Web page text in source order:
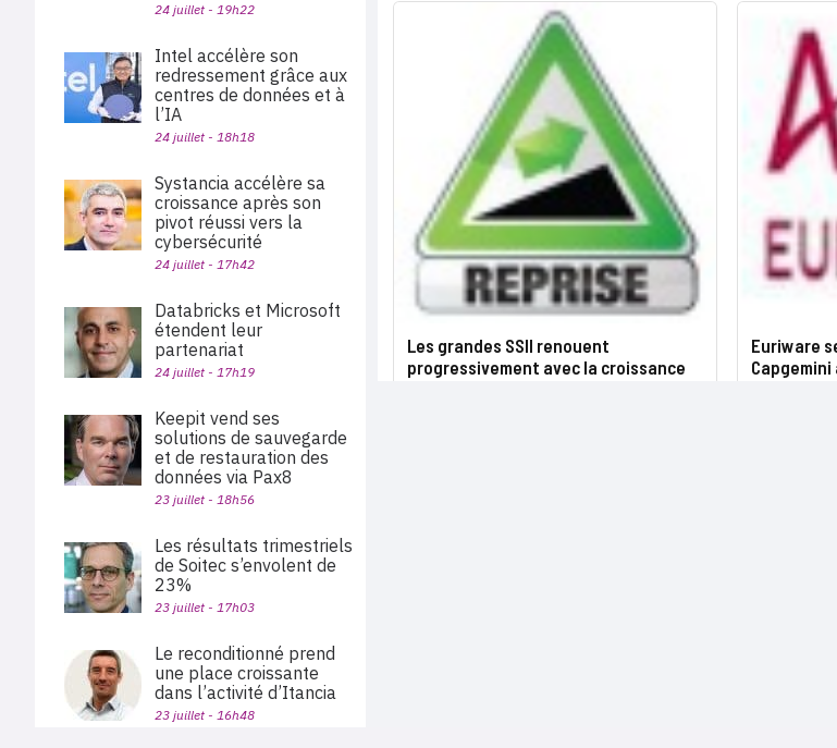
Les grandes SSII renouent
progressivement avec la croissance
Euriware
24 juillet - 19h22
Intel accélère son
redressement grâce aux
centres de données et à
l’IA
24 juillet - 18h18
Systancia accélère sa
croissance après son
pivot réussi vers la
cybersécurité
24 juillet - 17h42
Databricks et Microsoft
étendent leur
partenariat
24 juillet - 17h19
Keepit vend ses
solutions de sauvegarde
et de restauration des
données via Pax8
23 juillet - 18h56
Les résultats trimestriels
de Soitec s’envolent de
23%
23 juillet - 17h03
Le reconditionné prend
une place croissante
dans l’activité d’Itancia
23 juillet - 16h48